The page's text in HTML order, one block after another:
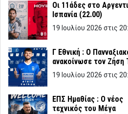
Οι 11άδες στο
Ισπανία (22.00)
19 Ιουλίου 2026 στις
Γ Εθνική : Ο
ανακοίνωσε τον Ζήση
19 Ιουλίου 2026 στις
ΕΠΣ Ημαθίας : Ο νέος
τεχνικός του Μέγα